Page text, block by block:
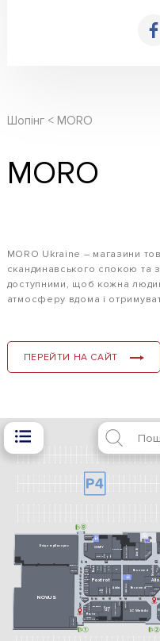
Шопінг MORO
MORO
MORO Ukraine – магазини
скандинавського спокою та
доступними, щоб кожна
атмосферу вдома і
ПЕРЕЙТИ НА САЙТ